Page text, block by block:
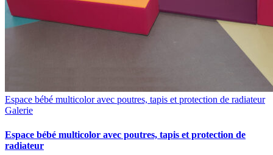
Espace bébé multicolor avec poutres, tapis et protection de radiateur
Galerie
Espace bébé multicolor avec poutres, tapis et protection de
radiateur